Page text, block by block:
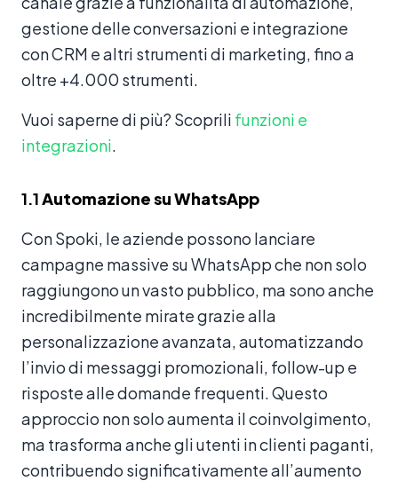
gestione delle conversazioni e integrazione
con CRM e altri strumenti di marketing, fino a
oltre +4.000 strumenti.
Vuoi saperne di più? Scoprili funzioni e
integrazioni.
1.1Automazione su WhatsApp
Con Spoki, le aziende possono lanciare
campagne massive su WhatsApp che non solo
raggiungono un vasto pubblico, ma sono anche
incredibilmente mirate grazie alla
personalizzazione avanzata, automatizzando
l’invio di messaggi promozionali, follow-up e
risposte alle domande frequenti. Questo
approccio non solo aumenta il coinvolgimento,
ma trasforma anche gli utenti in clienti paganti,
contribuendo significativamente all’aumento